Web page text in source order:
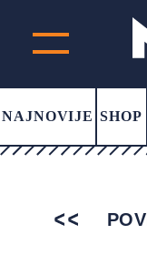
NAJNOVIJE SHOP